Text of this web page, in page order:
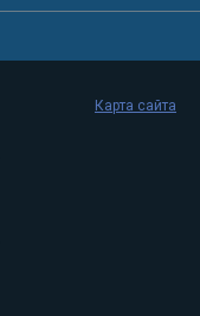
Карта сайта